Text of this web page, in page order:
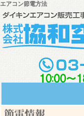
エアコン節電方法